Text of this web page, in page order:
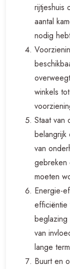
rijtjeshuis
aantal
nodig
winkels
Staat van
belangrijk
van
gebreken
moeten
Energie-
efficiëntie
van
lange
Buurt en